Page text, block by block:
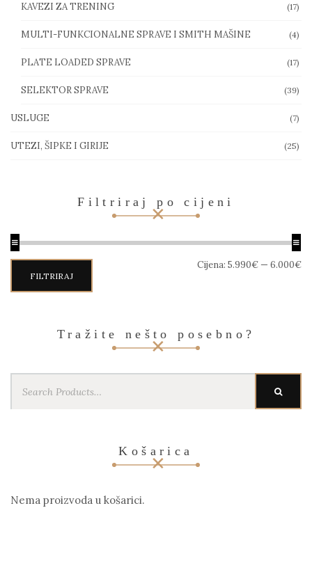
KAVEZI ZA TRENING (17)
MULTI-FUNKCIONALNE SPRAVE I SMITH MAŠINE (4)
PLATE LOADED SPRAVE (17)
SELEKTOR SPRAVE (39)
USLUGE (7)
UTEZI, ŠIPKE I GIRIJE (25)
Filtriraj po cijeni
Min
cijena
Maks
cijenaFILTRIRAJ
Cijena: 5.990€ — 6.000€
Tražite nešto posebno?
Košarica
Nema proizvoda u košarici.